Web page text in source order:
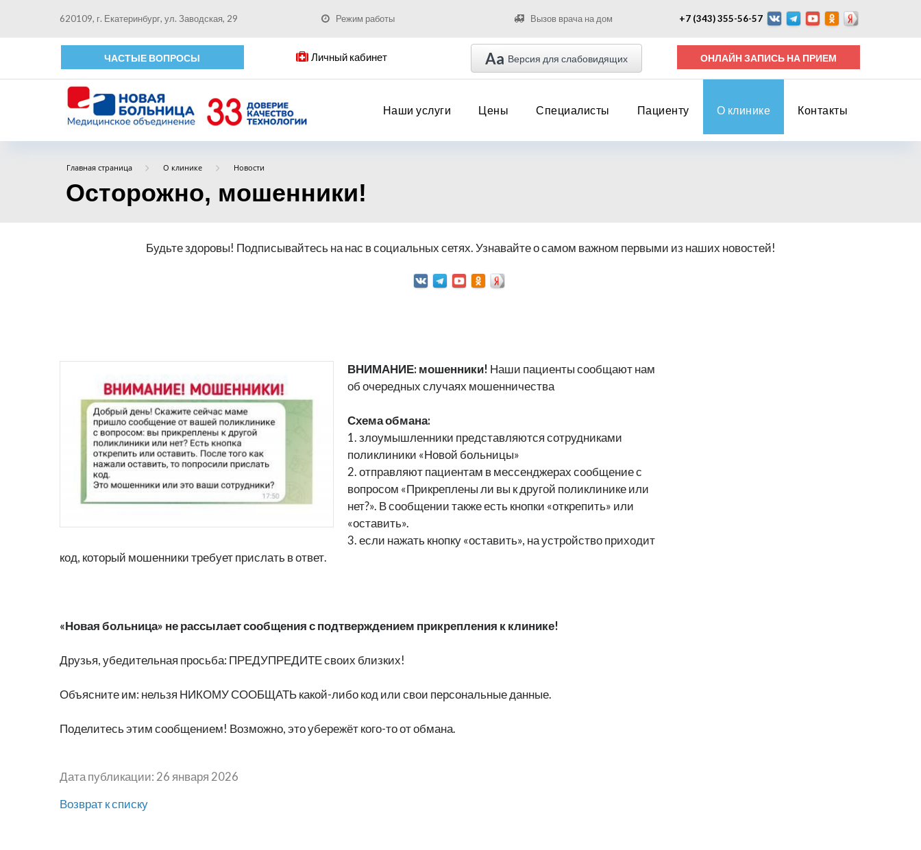
620109, г. Екатеринбург, ул. Заводская, 29 Режим работы Вызов врача на дом +7 (343) 355-56-57
ЧАСТЫЕ ВОПРОСЫ Личный кабинет Aa Версия для слабовидящих ОНЛАЙН ЗАПИСЬ НА ПРИЕМ
Наши услуги Цены Специалисты Пациенту О клинике Контакты
Главная страница О клинике Новости
Осторожно, мошенники!
Будьте здоровы! Подписывайтесь на нас в социальных сетях. Узнавайте о самом важном первыми из наших новостей!
ВНИМАНИЕ: мошенники! Наши пациенты сообщают нам
об очередных случаях мошенничества
Схема обмана:
1. злоумышленники представляются сотрудниками
поликлиники «Новой больницы»
2. отправляют пациентам в мессенджерах сообщение с
вопросом «Прикреплены ли вы к другой поликлинике или
нет?». В сообщении также есть кнопки «открепить» или
«оставить».
3. если нажать кнопку «оставить», на устройство приходит
код, который мошенники требует прислать в ответ.
«Новая больница» не рассылает сообщения с подтверждением прикрепления к клинике!
Друзья, убедительная просьба: ПРЕДУПРЕДИТЕ своих близких!
Объясните им: нельзя НИКОМУ СООБЩАТЬ какой-либо код или свои персональные данные.
Поделитесь этим сообщением! Возможно, это убережёт кого-то от обмана.
Дата публикации: 26 января 2026
Возврат к списку